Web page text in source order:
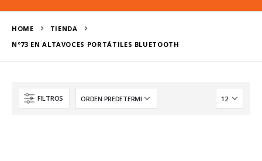
HOME
TIENDA
Nº73 EN ALTAVOCES PORTÁTILES BLUETOOTH
FILTROS